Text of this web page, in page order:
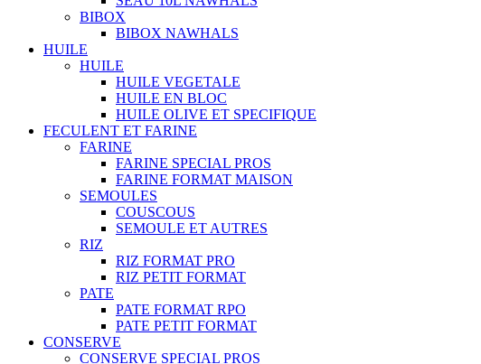
BIBOX
BIBOX NAWHALS
HUILE
HUILE
HUILE VEGETALE
HUILE EN BLOC
HUILE OLIVE ET SPECIFIQUE
FECULENT ET FARINE
FARINE
FARINE SPECIAL PROS
FARINE FORMAT MAISON
SEMOULES
COUSCOUS
SEMOULE ET AUTRES
RIZ
RIZ FORMAT PRO
RIZ PETIT FORMAT
PATE
PATE FORMAT RPO
PATE PETIT FORMAT
CONSERVE
CONSERVE SPECIAL PROS